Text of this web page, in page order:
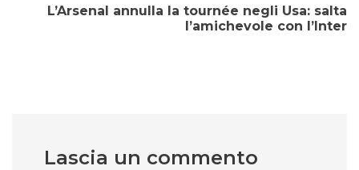
L’Arsenal annulla la tournée negli Usa: salta
l’amichevole con l’Inter
Lascia un commento